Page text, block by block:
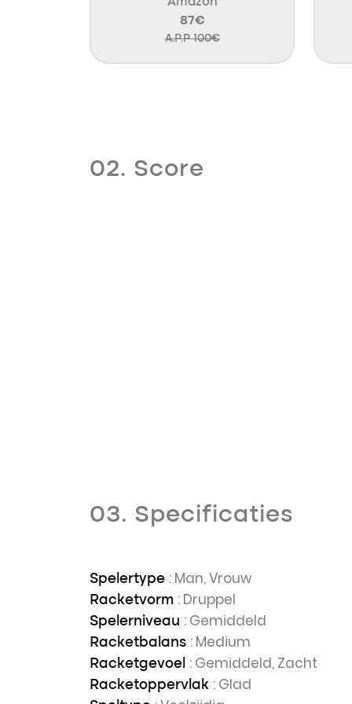
87€
A.P.P 100€
02. Score
03. Specificaties
Spelertype : Man, Vrouw
Racketvorm : Druppel
Spelerniveau : Gemiddeld
Racketbalans : Medium
Racketgevoel : Gemiddeld, Zacht
Racketoppervlak : Glad